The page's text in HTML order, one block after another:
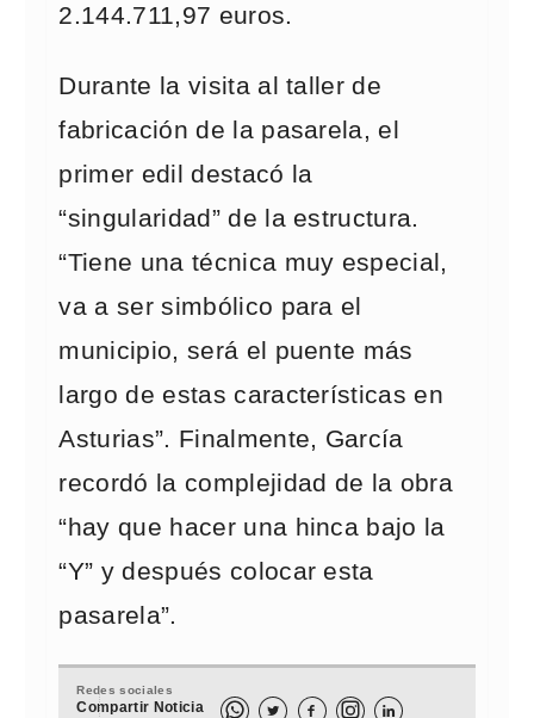
2.144.711,97 euros.
Durante la visita al taller de
fabricación de la pasarela, el
primer edil destacó la
“singularidad” de la estructura.
“Tiene una técnica muy especial,
va a ser simbólico para el
municipio, será el puente más
largo de estas características en
Asturias”. Finalmente, García
recordó la complejidad de la obra
“hay que hacer una hinca bajo la
“Y” y después colocar esta
pasarela”.
Redes sociales
Compartir Noticia   